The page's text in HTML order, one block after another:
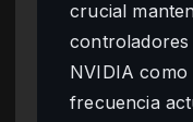
crucial
controladores
NVIDIA
frecuencia